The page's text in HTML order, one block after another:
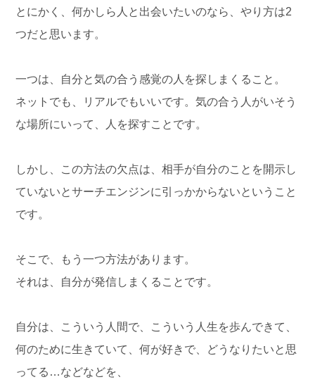
とにかく、何かしら人と出会いたいのなら、やり方は2
つだと思います。
一つは、自分と気の合う感覚の人を探しまくること。
ネットでも、リアルでもいいです。気の合う人がいそう
な場所にいって、人を探すことです。
しかし、この方法の欠点は、相手が自分のことを開示し
ていないとサーチエンジンに引っかからないということ
です。
そこで、もう一つ方法があります。
それは、自分が発信しまくることです。
自分は、こういう人間で、こういう人生を歩んできて、
何のために生きていて、何が好きで、どうなりたいと思
ってる…などなどを、